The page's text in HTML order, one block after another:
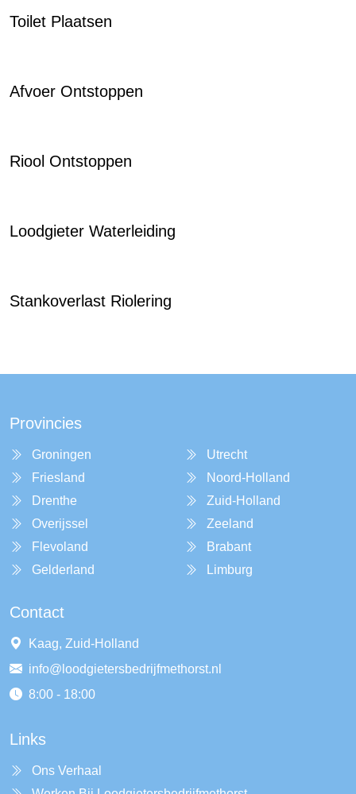
Toilet Plaatsen
Afvoer Ontstoppen
Riool Ontstoppen
Loodgieter Waterleiding
Stankoverlast Riolering
Provincies
Groningen
Friesland
Drenthe
Overijssel
Flevoland
Gelderland
Utrecht
Noord-Holland
Zuid-Holland
Zeeland
Brabant
Limburg
Contact
Kaag, Zuid-Holland
info@loodgietersbedrijfmethorst.nl
8:00 - 18:00
Links
Ons Verhaal